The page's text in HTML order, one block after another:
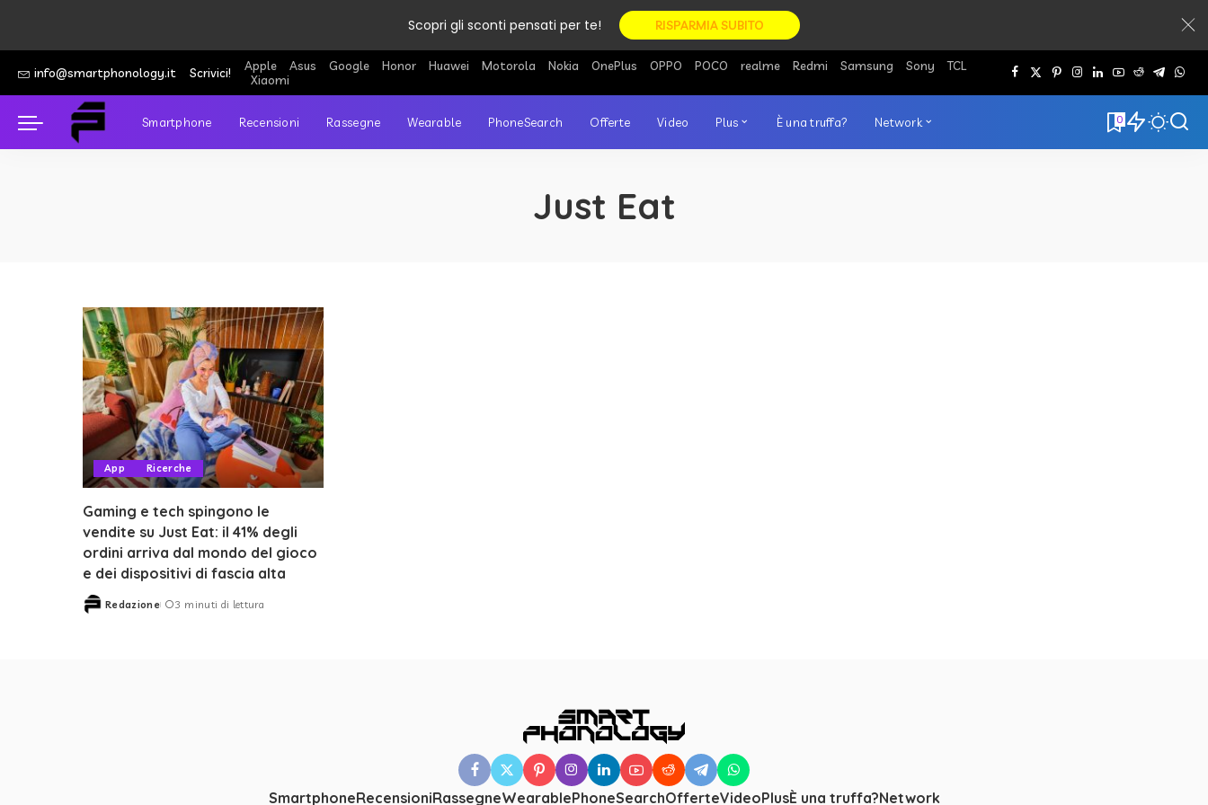
Scopri gli sconti pensati per te! RISPARMIA SUBITO
info@smartphonology.it Scrivici! Apple Asus Google Honor Huawei Motorola Nokia OnePlus OPPO POCO realme Redmi Samsung Sony
TCL
Xiaomi
Smartphone Recensioni Rassegne Wearable PhoneSearch Offerte Video Plus È una truffa? Network 0
Just Eat
App Ricerche
Gaming e tech spingono le
vendite su Just Eat: il 41% degli
ordini arriva dal mondo del gioco
e dei dispositivi di fascia alta
Posted
Redazione 3 minuti di lettura
SmartphoneRecensioniRassegneWearablePhoneSearchOfferteVideoPlusÈ una truffa?Network